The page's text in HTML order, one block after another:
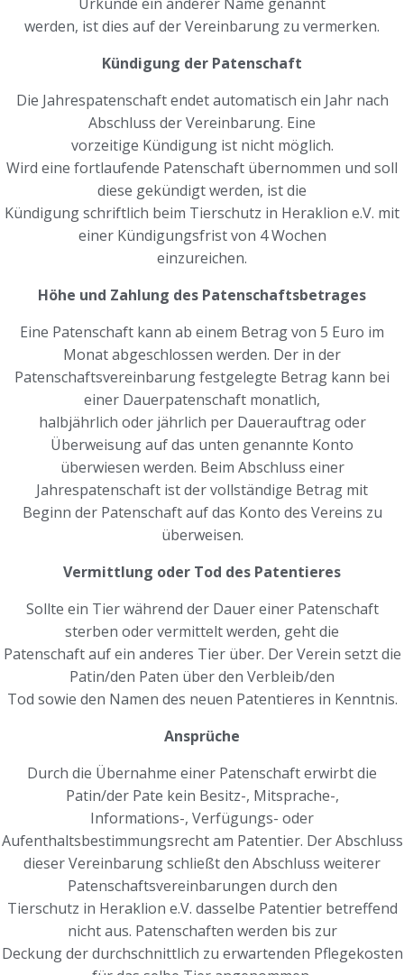
werden, ist dies auf der Vereinbarung zu vermerken.
Kündigung der Patenschaft
Die Jahrespatenschaft endet automatisch ein Jahr nach
Abschluss der Vereinbarung. Eine
vorzeitige Kündigung ist nicht möglich.
Wird eine fortlaufende Patenschaft übernommen und soll
diese gekündigt werden, ist die
Kündigung schriftlich beim Tierschutz in Heraklion e.V. mit
einer Kündigungsfrist von 4 Wochen
einzureichen.
Höhe und Zahlung des Patenschaftsbetrages
Eine Patenschaft kann ab einem Betrag von 5 Euro im
Monat abgeschlossen werden. Der in der
Patenschaftsvereinbarung festgelegte Betrag kann bei
einer Dauerpatenschaft monatlich,
halbjährlich oder jährlich per Dauerauftrag oder
Überweisung auf das unten genannte Konto
überwiesen werden. Beim Abschluss einer
Jahrespatenschaft ist der vollständige Betrag mit
Beginn der Patenschaft auf das Konto des Vereins zu
überweisen.
Vermittlung oder Tod des Patentieres
Sollte ein Tier während der Dauer einer Patenschaft
sterben oder vermittelt werden, geht die
Patenschaft auf ein anderes Tier über. Der Verein setzt die
Patin/den Paten über den Verbleib/den
Tod sowie den Namen des neuen Patentieres in Kenntnis.
Ansprüche
Durch die Übernahme einer Patenschaft erwirbt die
Patin/der Pate kein Besitz-, Mitsprache-,
Informations-, Verfügungs- oder
Aufenthaltsbestimmungsrecht am Patentier. Der Abschluss
dieser Vereinbarung schließt den Abschluss weiterer
Patenschaftsvereinbarungen durch den
Tierschutz in Heraklion e.V. dasselbe Patentier betreffend
nicht aus. Patenschaften werden bis zur
Deckung der durchschnittlich zu erwartenden Pflegekosten